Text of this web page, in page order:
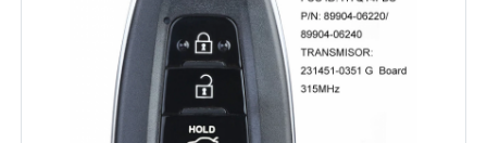
Tüm servis talepleri